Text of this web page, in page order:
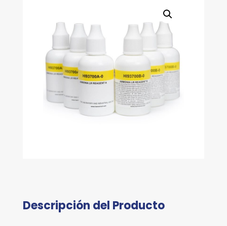
Descripción del Producto